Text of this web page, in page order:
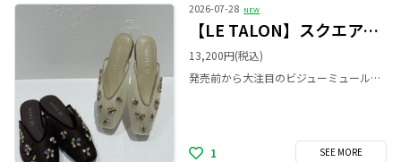
2026-07-28 NEW
【LE TALON】スクエアシアービジューミュール
13,200円(税込)
発売前から大注目のビジューミュールが入荷しました💎 ビジューの上品な色合いがとても可愛く、履くだけで足元が華やかになります💓 クッション性も高いので歩きやすさも抜群です✨ シアーが程よい透け感なので、秋口まで長くお使いいただけます💫 ぜひ店頭でご覧ください♪
1 SEE MORE